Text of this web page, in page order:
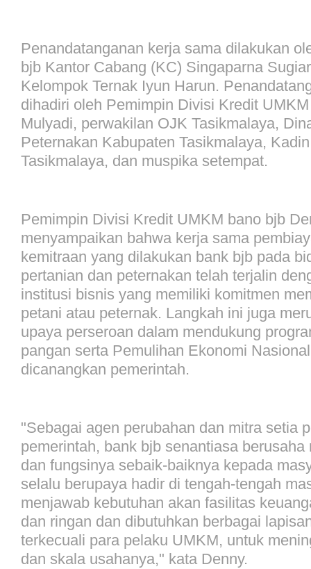
Penandatanganan kerja sama dilakukan
bjb Kantor Cabang (KC) Singaparna
Kelompok Ternak Iyun Harun.
dihadiri oleh Pemimpin Divisi Kredit
Mulyadi, perwakilan OJK Tasikmalaya,
Peternakan Kabupaten Tasikmalaya,
Tasikmalaya, dan muspika setempat.
Pemimpin Divisi Kredit UMKM bano bjb
menyampaikan bahwa kerja sama
kemitraan yang dilakukan bank bjb pada
pertanian dan peternakan telah terjalin
institusi bisnis yang memiliki komitmen
petani atau peternak. Langkah ini juga
upaya perseroan dalam mendukung
pangan serta Pemulihan Ekonomi
dicanangkan pemerintah.
"Sebagai agen perubahan dan mitra setia
pemerintah, bank bjb senantiasa
dan fungsinya sebaik-baiknya kepada
selalu berupaya hadir di tengah-tengah
menjawab kebutuhan akan fasilitas
dan ringan dan dibutuhkan berbagai
terkecuali para pelaku UMKM, untuk
dan skala usahanya," kata Denny.